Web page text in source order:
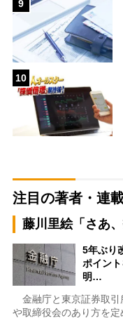
9
10
注目の著者・連
藤川里絵「さあ
5年ぶり
ポイン
明…
金融庁と東京証券取引
や取締役会のあり方を